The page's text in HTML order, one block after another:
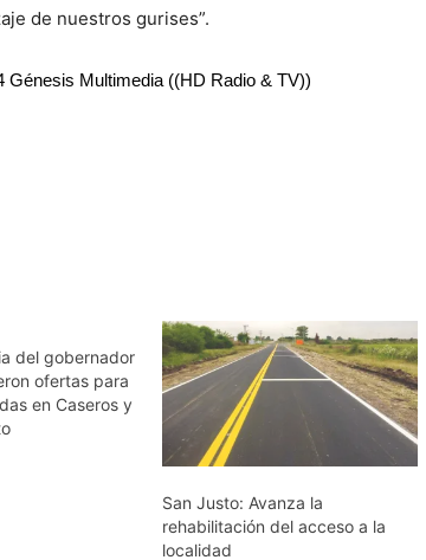
de nuestros gurises”.⁣
Génesis Multimedia ((HD Radio & TV))
del gobernador
ofertas para
en Caseros y
San Justo: Avanza la
rehabilitación del acceso a la
localidad